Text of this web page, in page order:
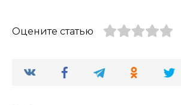
Оцените статью